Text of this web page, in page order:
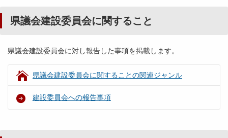
県議会建設委員会に関すること
県議会建設委員会に対し報告した事項を掲載します。
県議会建設委員会に関することの関連ジャンル
建設委員会への報告事項